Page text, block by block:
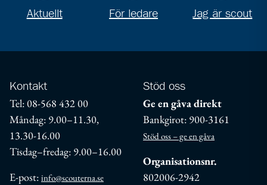
Aktuellt För ledare Jag är scout
Kontakt
Tel: 08-568 432 00
Måndag: 9.00–11.30,
13.30-16.00
Tisdag–fredag: 9.00–16.00
E-post: info@scouterna.se
Stöd oss
Ge en gåva direkt
Bankgirot: 900-3161
Stöd oss – ge en gåva
Organisationsnr.
802006-2942